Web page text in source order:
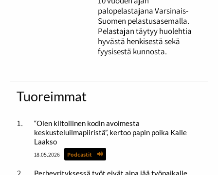
palopelastajana Varsinais-
Suomen pelastusasemalla.
Pelastajan täytyy huolehtia
hyvästä henkisestä sekä
fyysisestä kunnosta.
Tuoreimmat
“Olen kiitollinen kodin avoimesta
keskusteluilmapiiristä”, kertoo papin poika Kalle
Laakso
18.05.2026 Podcastit
Perheyrityksessä työt eivät aina jää työpaikalle